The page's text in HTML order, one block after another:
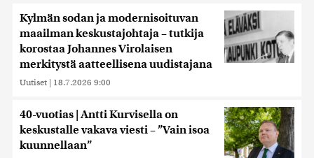
Kylmän sodan ja modernisoituvan
maailman keskustajohtaja – tutkija
korostaa Johannes Virolaisen
merkitystä aatteellisena uudistajana
Uutiset | 18.7.2026 9:00
40-vuotias | Antti Kurvisella on
keskustalle vakava viesti – ”Vain isoa
kuunnellaan”